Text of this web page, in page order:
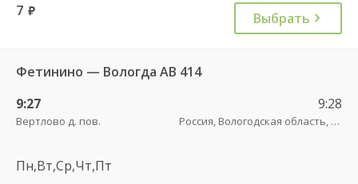
7 руб. Выбрать
Фетинино — Вологда АВ 414
9:27
Вертлово д. пов.
9:28
Россия, Вологодская область, 19-220ОПМЗ19Н-105 трасса
Пн,Вт,Ср,Чт,Пт